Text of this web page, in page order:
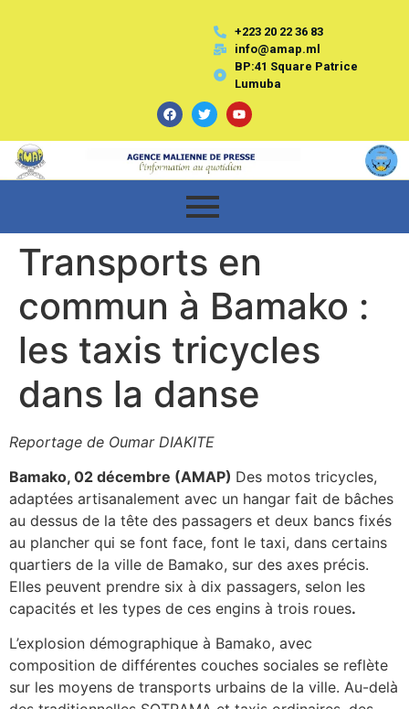
+223 20 22 36 83
info@amap.ml
BP:41 Square Patrice
Lumuba
Transports en
commun à Bamako :
les taxis tricycles
dans la danse
Reportage de Oumar DIAKITE
Bamako, 02 décembre (AMAP) Des motos tricycles,
adaptées artisanalement avec un hangar fait de bâches
au dessus de la tête des passagers et deux bancs fixés
au plancher qui se font face, font le taxi, dans certains
quartiers de la ville de Bamako, sur des axes précis.
Elles peuvent prendre six à dix passagers, selon les
capacités et les types de ces engins à trois roues.
L’explosion démographique à Bamako, avec
composition de différentes couches sociales se reflète
sur les moyens de transports urbains de la ville. Au-delà